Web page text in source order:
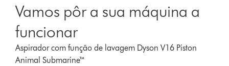
Vamos pôr a sua máquina a
funcionar
Aspirador com função de lavagem Dyson V16 Piston
Animal Submarine™